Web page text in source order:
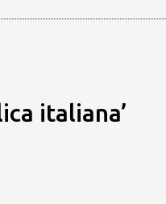
italiana’